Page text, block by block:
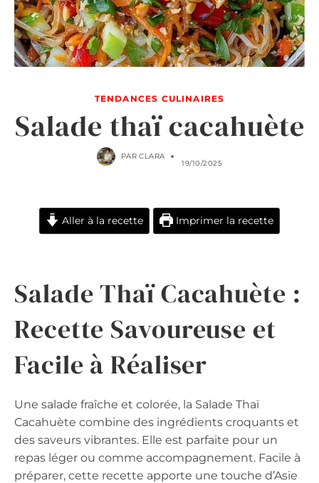
TENDANCES CULINAIRES
Salade thaï cacahuète
PAR CLARA
19/10/2025
Aller à la recette Imprimer la recette
Salade Thaï Cacahuète :
Recette Savoureuse et
Facile à Réaliser
Une salade fraîche et colorée, la Salade Thaï
Cacahuète combine des ingrédients croquants et
des saveurs vibrantes. Elle est parfaite pour un
repas léger ou comme accompagnement. Facile à
préparer, cette recette apporte une touche d’Asie